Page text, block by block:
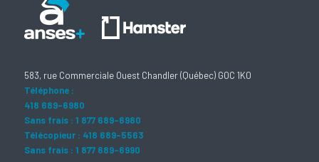
583, rue Commerciale Ouest Chandler (Québec) G0C 1K0
Téléphone :
418 689-6980
Sans frais : 1 877 689-6980
Télécopieur : 418 689-5563
Sans frais : 1 877 689-6990